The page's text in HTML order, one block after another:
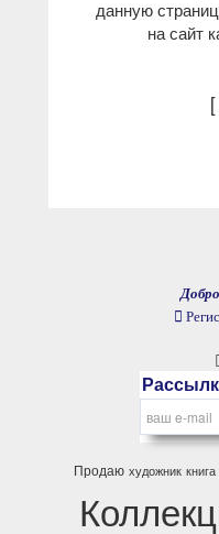
данную
на сайт
[
Продаю художник книга